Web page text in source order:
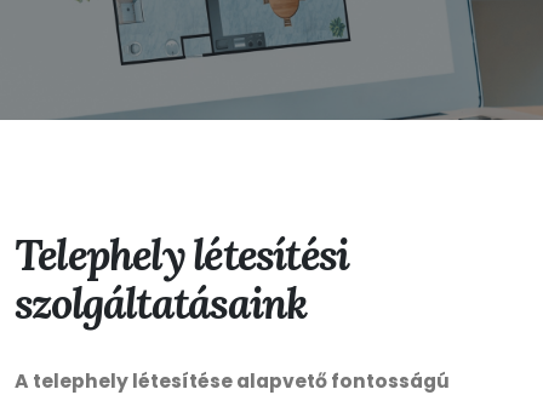
Telephely létesítési
szolgáltatásaink
A telephely létesítése alapvető fontosságú